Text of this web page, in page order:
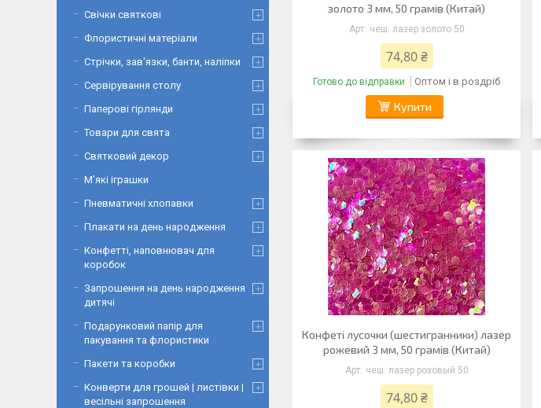
золото 3 мм, 50 грамів (Китай)
чеш. лазер золото 50
74,80 ₴
Готово до відправки Оптом і в роздріб
Купити
Конфеті лусочки (шестигранники) лазер
рожевий 3 мм, 50 грамів (Китай)
чеш. лазер розовый 50
74,80 ₴
Свічки святкові
Флористичні матеріали
Стрічки, зав'язки, банти, наліпки
Сервірування столу
Паперові гірлянди
Товари для свята
Святковий декор
М'які іграшки
Пневматичні хлопавки
Плакати на день народження
Конфетті, наповнювач для
коробок
Запрошення на день народження
дитячі
Подарунковий папір для
пакування та флористики
Пакети та коробки
Конверти для грошей | листівки |
весільні запрошення